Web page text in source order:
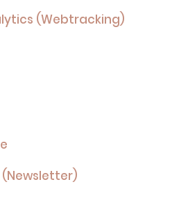
(Webtracking)